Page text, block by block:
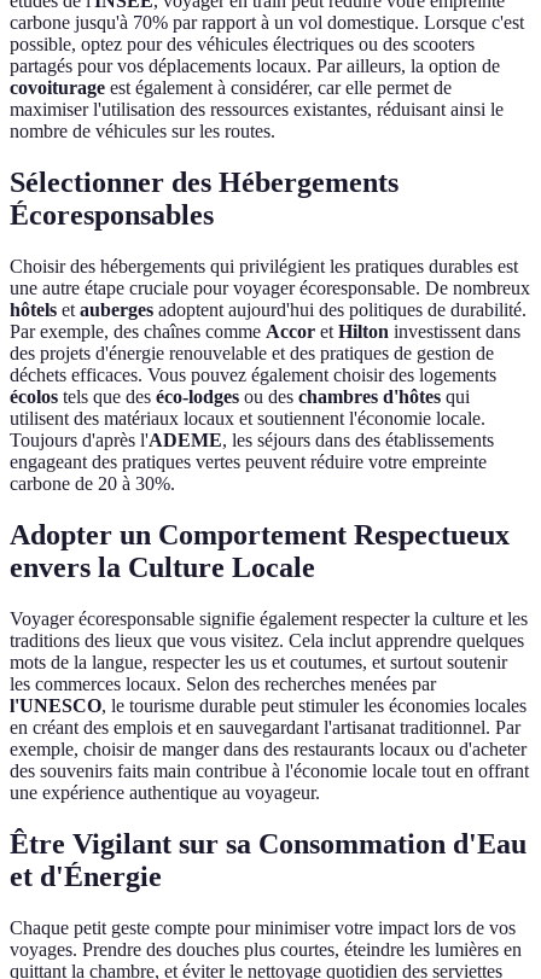
carbone jusqu'à 70% par rapport à un vol domestique. Lorsque c'est
possible, optez pour des véhicules électriques ou des scooters
partagés pour vos déplacements locaux. Par ailleurs, la option de
covoiturage est également à considérer, car elle permet de
maximiser l'utilisation des ressources existantes, réduisant ainsi le
nombre de véhicules sur les routes.
Sélectionner des Hébergements
Écoresponsables
Choisir des hébergements qui privilégient les pratiques durables est
une autre étape cruciale pour voyager écoresponsable. De nombreux
hôtels et auberges adoptent aujourd'hui des politiques de durabilité.
Par exemple, des chaînes comme Accor et Hilton investissent dans
des projets d'énergie renouvelable et des pratiques de gestion de
déchets efficaces. Vous pouvez également choisir des logements
écolos tels que des éco-lodges ou des chambres d'hôtes qui
utilisent des matériaux locaux et soutiennent l'économie locale.
Toujours d'après l'ADEME, les séjours dans des établissements
engageant des pratiques vertes peuvent réduire votre empreinte
carbone de 20 à 30%.
Adopter un Comportement Respectueux
envers la Culture Locale
Voyager écoresponsable signifie également respecter la culture et les
traditions des lieux que vous visitez. Cela inclut apprendre quelques
mots de la langue, respecter les us et coutumes, et surtout soutenir
les commerces locaux. Selon des recherches menées par
l'UNESCO, le tourisme durable peut stimuler les économies locales
en créant des emplois et en sauvegardant l'artisanat traditionnel. Par
exemple, choisir de manger dans des restaurants locaux ou d'acheter
des souvenirs faits main contribue à l'économie locale tout en offrant
une expérience authentique au voyageur.
Être Vigilant sur sa Consommation d'Eau
et d'Énergie
Chaque petit geste compte pour minimiser votre impact lors de vos
voyages. Prendre des douches plus courtes, éteindre les lumières en
quittant la chambre, et éviter le nettoyage quotidien des serviettes